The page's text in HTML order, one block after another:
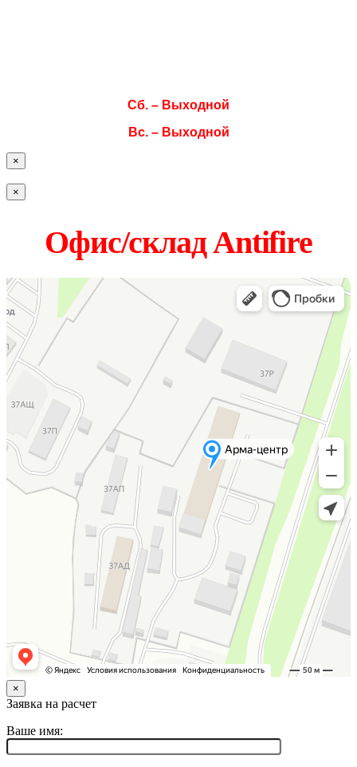
Сб. – Выходной
Вс. – Выходной
×
×
Офис/склад Antifire
×
Заявка на расчет
Ваше имя: